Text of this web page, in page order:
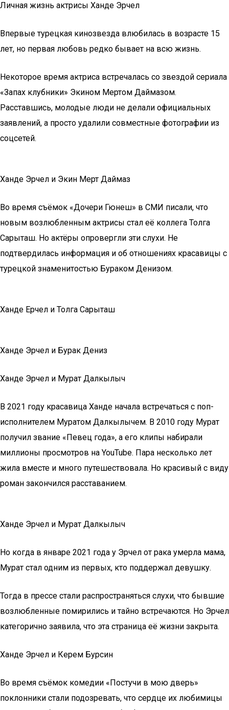
Личная жизнь актрисы Ханде Эрчел
Впервые турецкая кинозвезда влюбилась в возрасте 15
лет, но первая любовь редко бывает на всю жизнь.
Некоторое время актриса встречалась со звездой сериала
«Запах клубники» Экином Мертом Даймазом.
Расставшись, молодые люди не делали официальных
заявлений, а просто удалили совместные фотографии из
соцсетей.
Ханде Эрчел и Экин Мерт Даймаз
Во время съёмок «Дочери Гюнеш» в СМИ писали, что
новым возлюбленным актрисы стал её коллега Толга
Сарыташ. Но актёры опровергли эти слухи. Не
подтвердилась информация и об отношениях красавицы с
турецкой знаменитостью Бураком Денизом.
Ханде Ерчел и Толга Сарыташ
Ханде Эрчел и Бурак Дениз
Ханде Эрчел и Мурат Далкылыч
В 2021 году красавица Ханде начала встречаться с поп-
исполнителем Муратом Далкылычем. В 2010 году Мурат
получил звание «Певец года», а его клипы набирали
миллионы просмотров на YouTube. Пара несколько лет
жила вместе и много путешествовала. Но красивый с виду
роман закончился расставанием.
Ханде Эрчел и Мурат Далкылыч
Но когда в январе 2021 года у Эрчел от рака умерла мама,
Мурат стал одним из первых, кто поддержал девушку.
Тогда в прессе стали распространяться слухи, что бывшие
возлюбленные помирились и тайно встречаются. Но Эрчел
категорично заявила, что эта страница её жизни закрыта.
Ханде Эрчел и Керем Бурсин
Во время съёмок комедии «Постучи в мою дверь»
поклонники стали подозревать, что сердце их любимицы